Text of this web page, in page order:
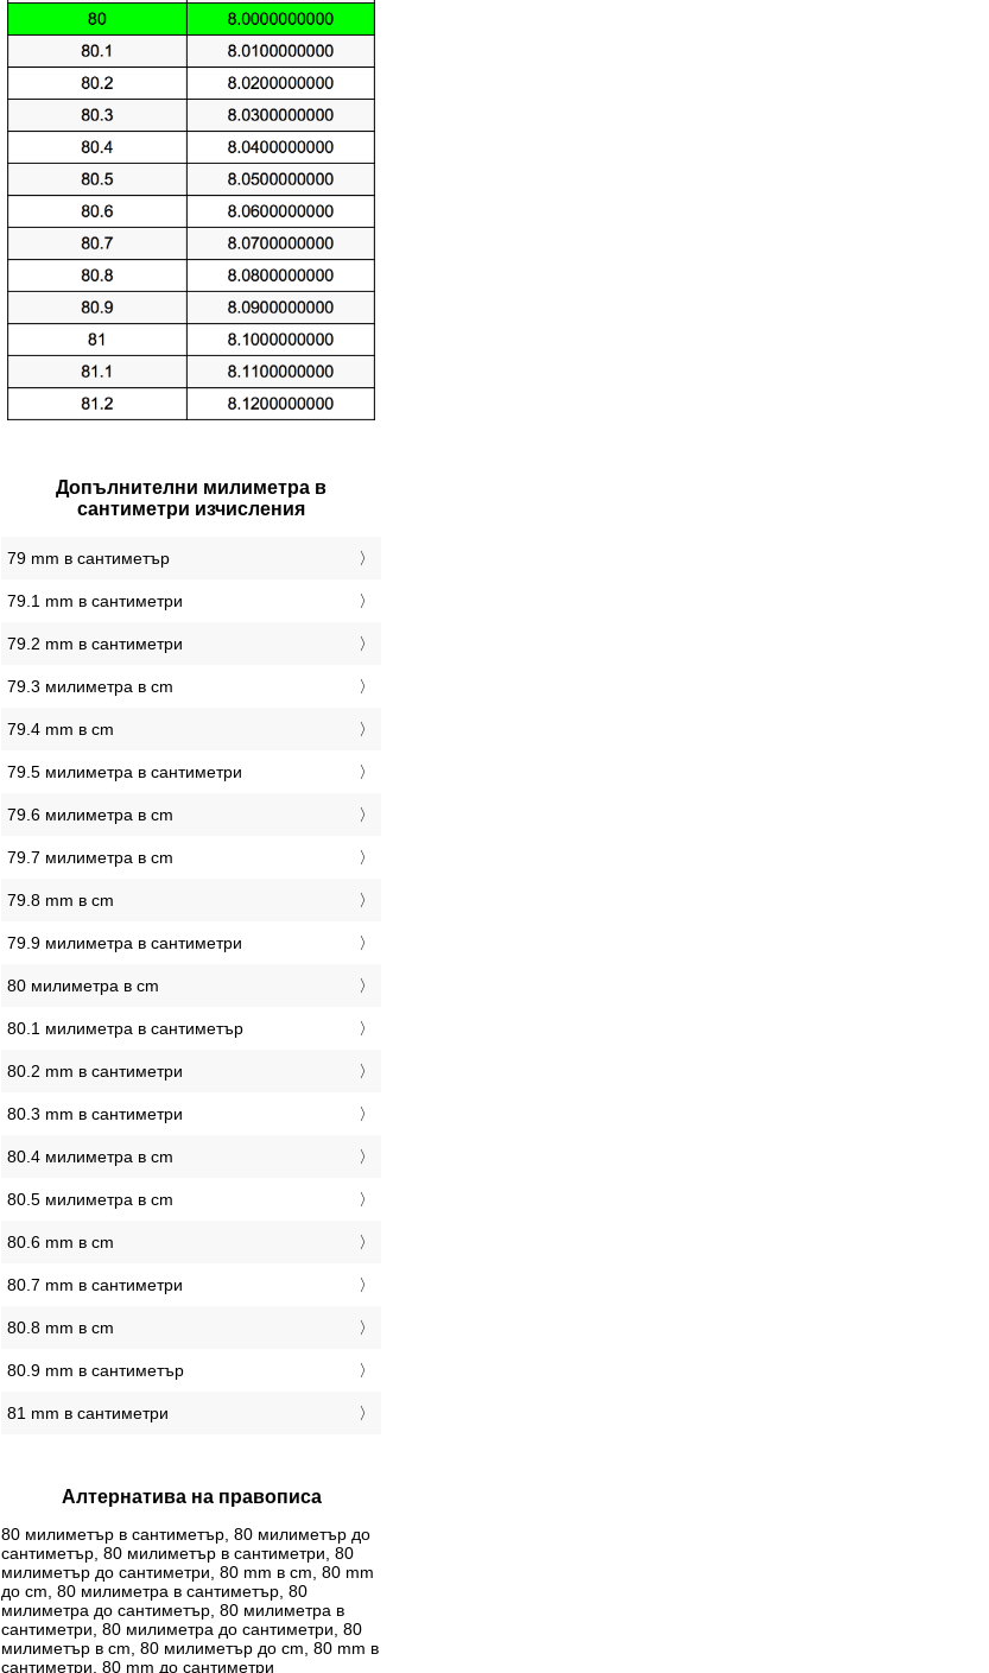
Допълнителни милиметра в
сантиметри изчисления
79 mm в сантиметър
79.1 mm в сантиметри
79.2 mm в сантиметри
79.3 милиметра в cm
79.4 mm в cm
79.5 милиметра в сантиметри
79.6 милиметра в cm
79.7 милиметра в cm
79.8 mm в cm
79.9 милиметра в сантиметри
80 милиметра в cm
80.1 милиметра в сантиметър
80.2 mm в сантиметри
80.3 mm в сантиметри
80.4 милиметра в cm
80.5 милиметра в cm
80.6 mm в cm
80.7 mm в сантиметри
80.8 mm в cm
80.9 mm в сантиметър
81 mm в сантиметри
Алтернатива на правописа
80 милиметър в сантиметър, 80 милиметър до
сантиметър, 80 милиметър в сантиметри, 80
милиметър до сантиметри, 80 mm в cm, 80 mm
до cm, 80 милиметра в сантиметър, 80
милиметра до сантиметър, 80 милиметра в
сантиметри, 80 милиметра до сантиметри, 80
милиметър в cm, 80 милиметър до cm, 80 mm в
сантиметри, 80 mm до сантиметри